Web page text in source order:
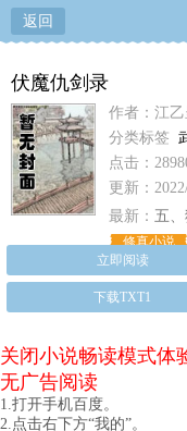
返回
伏魔仇剑录
作者：江乙
分类标签
点击：
更新：
最新： 五、
修真小说
立即阅读
下载TXT1
关闭小说畅读模式体
无广告阅读
1.打开手机百度。
2.点击右下方“我的”。